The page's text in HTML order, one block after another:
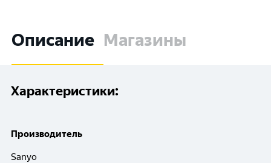
Описание Магазины
Характеристики:
Производитель
Sanyo